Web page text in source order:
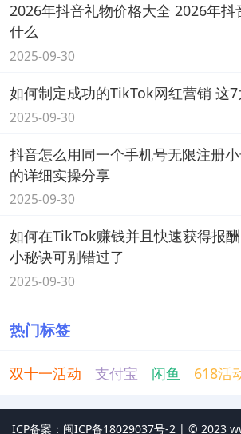
2026年抖音礼物价格大全 2026年抖
什么
2025-09-30
如何制定成功的TikTok网红营销 这
2025-09-30
抖音怎么用同一个手机号无限注册
的详细实操分享
2025-09-30
如何在TikTok赚钱并且快速获得报
小秘诀可别错过了
2025-09-30
热门标签
双十一活动 支付宝 闲鱼 618活
ICP备案：闽ICP备18029037号-2 | © 2023